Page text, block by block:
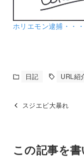
ホリエモン逮捕・・・
日記 URL紹
スジエビ大暴れ
この記事を